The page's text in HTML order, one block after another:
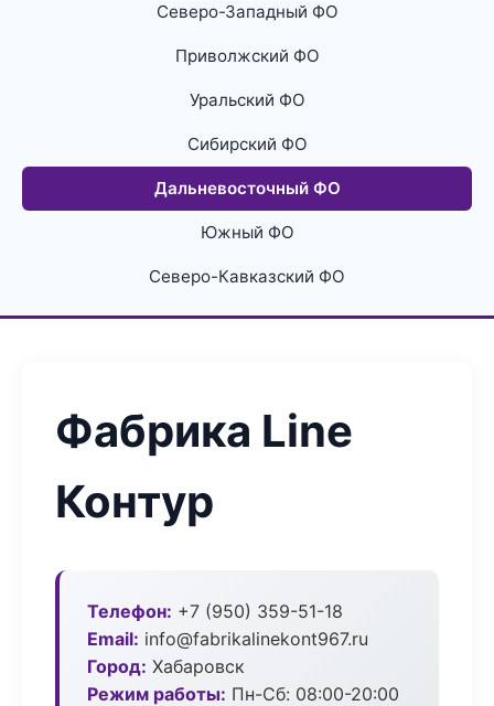
Северо-Западный ФО
Приволжский ФО
Уральский ФО
Сибирский ФО
Дальневосточный ФО
Южный ФО
Северо-Кавказский ФО
Фабрика Line
Контур
Телефон: +7 (950) 359-51-18
Email: info@fabrikalinekont967.ru
Город: Хабаровск
Режим работы: Пн-Сб: 08:00-20:00